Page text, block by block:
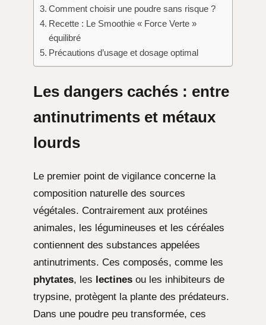
Comment choisir une poudre sans risque ?
Recette : Le Smoothie « Force Verte »
équilibré
Précautions d’usage et dosage optimal
Les dangers cachés : entre
antinutriments et métaux
lourds
Le premier point de vigilance concerne la
composition naturelle des sources
végétales. Contrairement aux protéines
animales, les légumineuses et les céréales
contiennent des substances appelées
antinutriments. Ces composés, comme les
phytates, les lectines ou les inhibiteurs de
trypsine, protègent la plante des prédateurs.
Dans une poudre peu transformée, ces